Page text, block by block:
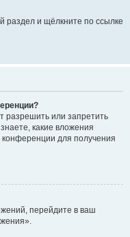
раздел и щёлкните по ссылке
разрешить или запретить
какие вложения
для получения
перейдите в ваш